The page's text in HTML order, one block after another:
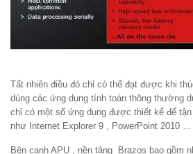
Tất nhiên điều đó chỉ có thể đạt được khi
dùng các ứng dụng tính toán thông thường
chỉ có một số ứng dụng được thiết kế để
như Internet Explorer 9 , PowerPoint 2010 …
Bên cạnh APU , nền tảng Brazos bao gồm